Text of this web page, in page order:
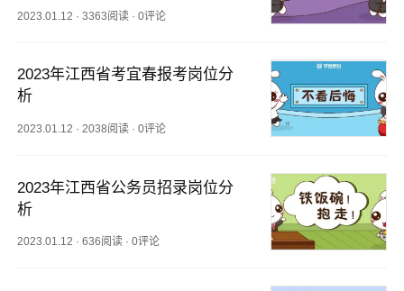
2023.01.12 ·3363阅读 ·0评论
2023年江西省考宜春报考岗位分
析
2023.01.12 ·2038阅读 ·0评论
2023年江西省公务员招录岗位分
析
2023.01.12 ·636阅读 ·0评论